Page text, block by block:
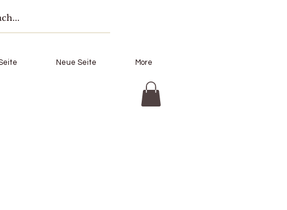
Neue Seite More